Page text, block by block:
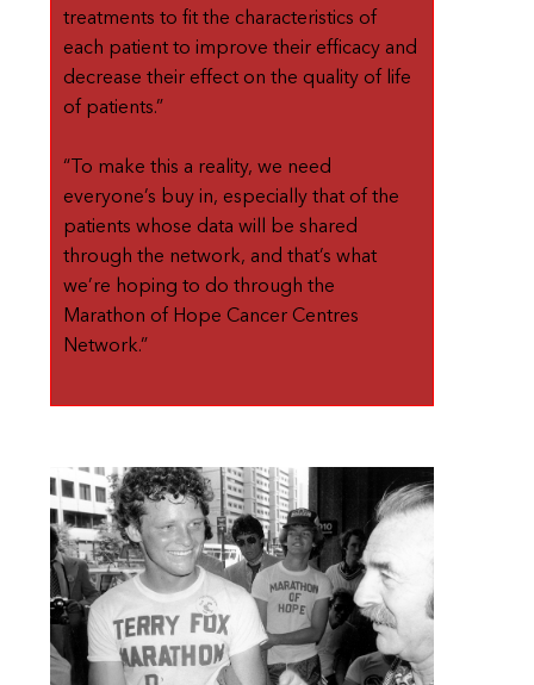
treatments to fit the characteristics of
each patient to improve their efficacy and
decrease their effect on the quality of life
of patients.”
“To make this a reality, we need
everyone’s buy in, especially that of the
patients whose data will be shared
through the network, and that’s what
we’re hoping to do through the
Marathon of Hope Cancer Centres
Network.”